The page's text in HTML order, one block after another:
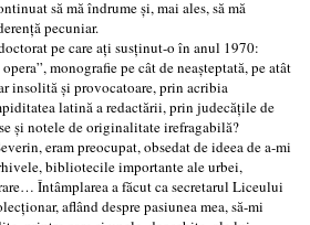
să mă îndrume şi, mai ales, să mă
pecuniar.
pe care aţi susţinut-o în anul 1970:
monografie pe cât de neaşteptată, pe atât
insolită şi provocatoare, prin acribia
latină a redactării, prin judecăţile de
şi notele de originalitate irefragabilă?
eram preocupat, obsedat de ideea de a-mi
bibliotecile importante ale urbei,
Întâmplarea a făcut ca secretarul Liceului
aflând despre pasiunea mea, să-mi